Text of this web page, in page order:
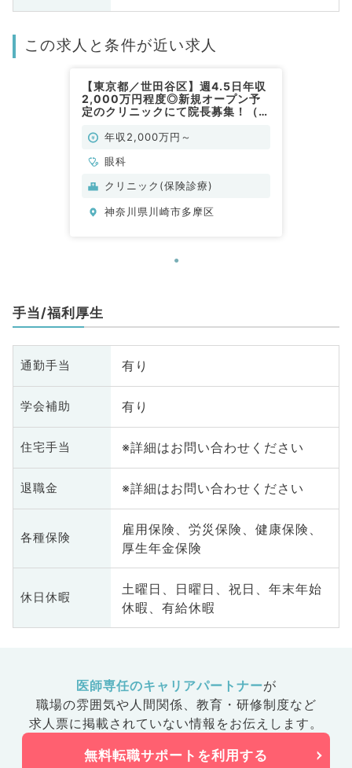
この求人と条件が近い求人
【東京都／世田谷区】週4.5日年収
2,000万円程度◎新規オープン予
定のクリニックにて院長募集！（眼
年収2,000万円～
眼科
クリニック(保険診療)
神奈川県川崎市多摩区
手当/福利厚生
通勤手当 有り
学会補助 有り
住宅手当 ※詳細はお問い合わせください
退職金 ※詳細はお問い合わせください
各種保険
雇用保険、労災保険、健康保険、
厚生年金保険
休日休暇
土曜日、日曜日、祝日、年末年始
休暇、有給休暇
医師専任のキャリアパートナーが
職場の雰囲気や人間関係、 教育・研修制度など
求人票に掲載されていない情報をお伝えします。
無料転職サポートを利用する